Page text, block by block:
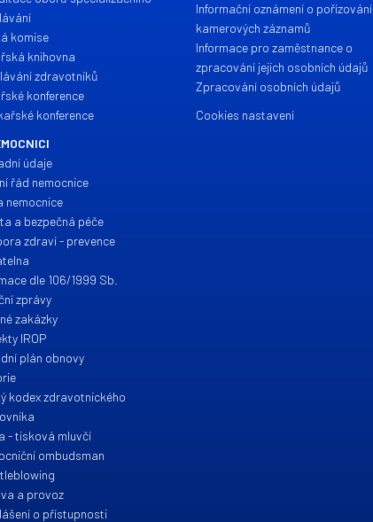
komise
knihovna
zdravotníků
konference
konference
údaje
řád nemocnice
nemocnice
a bezpečná péče
zdraví - prevence
dle 106/1999 Sb.
zprávy
zakázky
IROP
plán obnovy
kodex zdravotnického
- tisková mluvčí
ombudsman
a provoz
o přístupnosti
Informační oznámení o pořízování
kamerových záznamů
Informace pro zaměstnance o
zpracování jejich osobních údajů
Zpracování osobních údajů
Cookies nastavení